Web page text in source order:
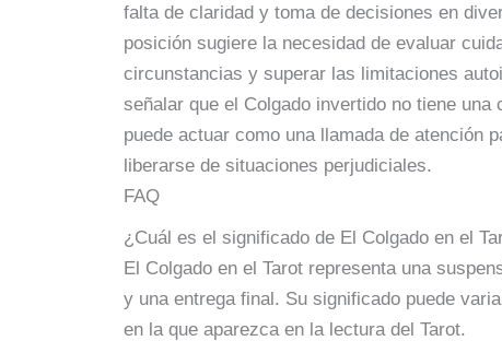
falta de claridad y toma de decisiones en
posición sugiere la necesidad de evaluar
circunstancias y superar las limitaciones
señalar que el Colgado invertido no tiene una
puede actuar como una llamada de atención
liberarse de situaciones perjudiciales.
FAQ
¿Cuál es el significado de El Colgado en el
El Colgado en el Tarot representa una
y una entrega final. Su significado puede
en la que aparezca en la lectura del Tarot.